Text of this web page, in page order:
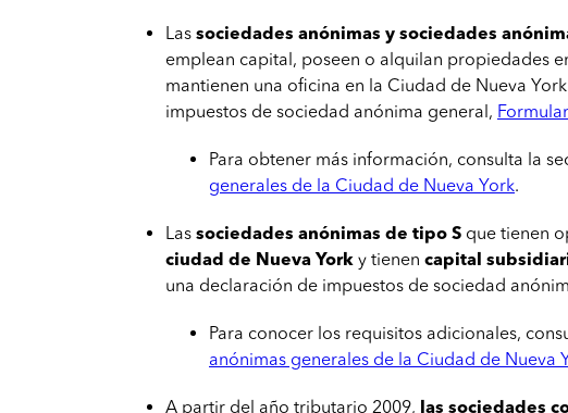
Las sociedades anónimas y sociedades
emplean capital, poseen o alquilan propiedades
mantienen una oficina en la Ciudad de Nueva
impuestos de sociedad anónima general,
Para obtener más información, consulta la
generales de la Ciudad de Nueva York.
Las sociedades anónimas de tipo S que tienen
ciudad de Nueva York y tienen capital
una declaración de impuestos de sociedad
Para conocer los requisitos adicionales,
anónimas generales de la Ciudad de Nueva
A partir del año tributario 2009, las sociedades